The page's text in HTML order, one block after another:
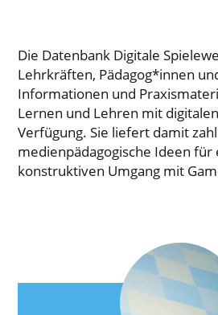
Die Datenbank Digitale
Lehrkräften, Pädagog*innen
Informationen und
Lernen und Lehren mit
Verfügung. Sie liefert damit
medienpädagogische Ideen
konstruktiven Umgang mit